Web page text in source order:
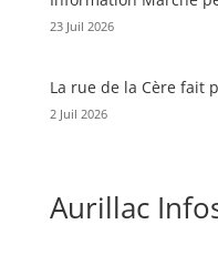
23 Juil 2026
La rue de la Cère fait
2 Juil 2026
Aurillac